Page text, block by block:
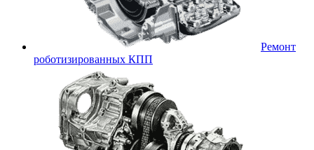
Ремонт
роботизированных КПП